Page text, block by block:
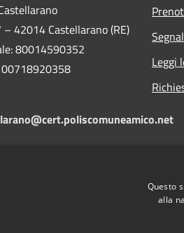
– 42014 Castellarano (RE)
80014590352
Leggi
Questo
alla